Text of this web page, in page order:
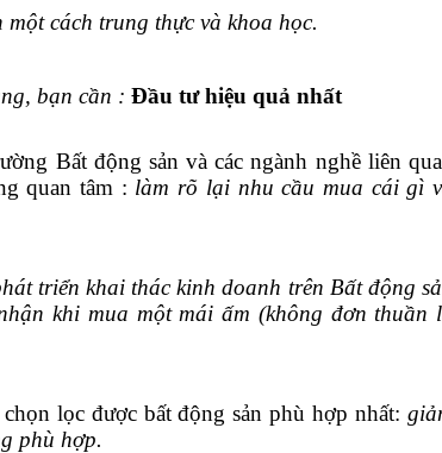
cách trung thực và khoa học.
bạn cần : Đầu tư hiệu quả nhất
Bất động sản và các ngành nghề liên
quan tâm : làm rõ lại nhu cầu mua cái gì
triển khai thác kinh doanh trên Bất động
khi mua một mái ấm (không đơn thuần
lọc được bất động sản phù hợp nhất:
phù hợp.